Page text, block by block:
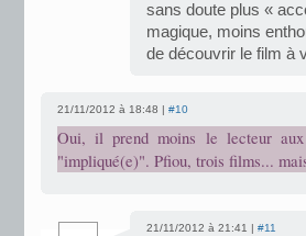
sans doute plus «
magique, moins
de découvrir le film à
21/11/2012 à 18:48 | #10
Oui, il prend moins le lecteur
"impliqué(e)". Pfiou, trois films...
21/11/2012 à 21:41 | #11